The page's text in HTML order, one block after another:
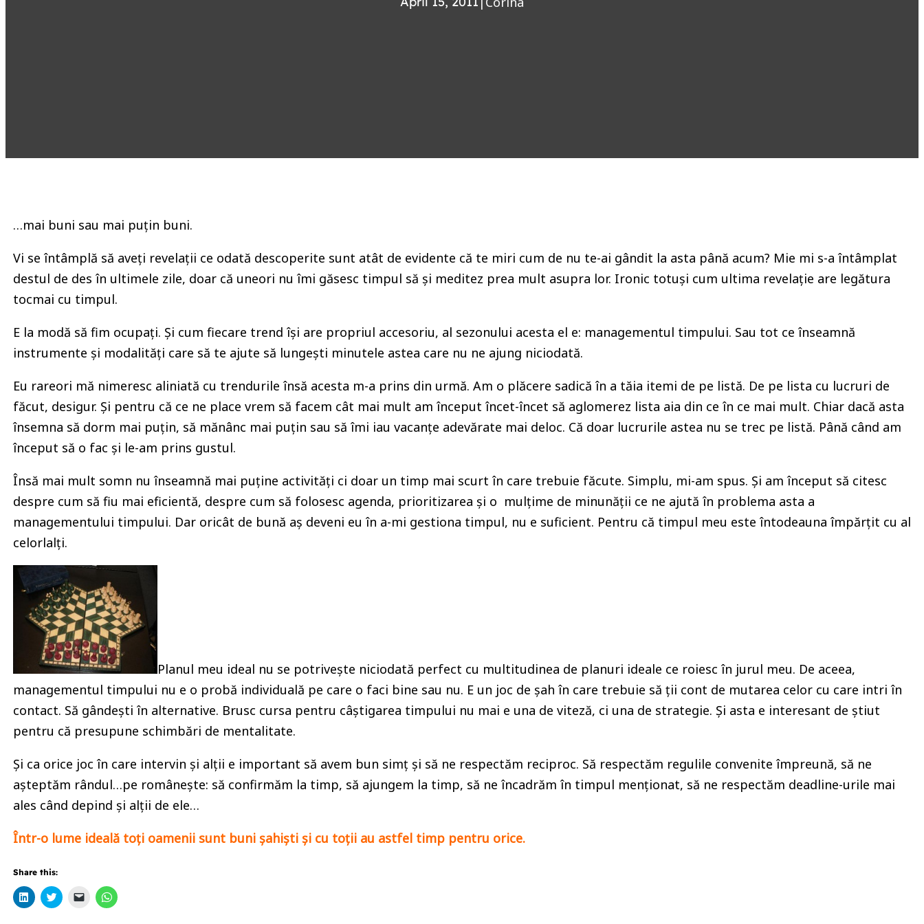
…mai buni sau mai puțin buni.
Vi se întâmplă să aveți revelații ce odată descoperite sunt atât de evidente că te miri cum de nu te-ai gândit la asta până acum? Mie mi s-a întâmplat
destul de des în ultimele zile, doar că uneori nu îmi găsesc timpul să și meditez prea mult asupra lor. Ironic totuși cum ultima revelație are legătura
tocmai cu timpul.
E la modă să fim ocupați. Și cum fiecare trend își are propriul accesoriu, al sezonului acesta el e: managementul timpului. Sau tot ce înseamnă
instrumente și modalități care să te ajute să lungești minutele astea care nu ne ajung niciodată.
Eu rareori mă nimeresc aliniată cu trendurile însă acesta m-a prins din urmă. Am o plăcere sadică în a tăia itemi de pe listă. De pe lista cu lucruri de
făcut, desigur. Și pentru că ce ne place vrem să facem cât mai mult am început încet-încet să aglomerez lista aia din ce în ce mai mult. Chiar dacă asta
însemna să dorm mai puțin, să mănânc mai puțin sau să îmi iau vacanțe adevărate mai deloc. Că doar lucrurile astea nu se trec pe listă. Până când am
început să o fac și le-am prins gustul.
Însă mai mult somn nu înseamnă mai puține activități ci doar un timp mai scurt în care trebuie făcute. Simplu, mi-am spus. Și am început să citesc
despre cum să fiu mai eficientă, despre cum să folosesc agenda, prioritizarea și o mulțime de minunății ce ne ajută în problema asta a
managementului timpului. Dar oricât de bună aș deveni eu în a-mi gestiona timpul, nu e suficient. Pentru că timpul meu este întodeauna împărțit cu al
celorlalți.
Planul meu ideal nu se potrivește niciodată perfect cu multitudinea de planuri ideale ce roiesc în jurul meu. De aceea,
managementul timpului nu e o probă individuală pe care o faci bine sau nu. E un joc de șah în care trebuie să ții cont de mutarea celor cu care intri în
contact. Să gândești în alternative. Brusc cursa pentru câștigarea timpului nu mai e una de viteză, ci una de strategie. Și asta e interesant de știut
pentru că presupune schimbări de mentalitate.
Și ca orice joc în care intervin și alții e important să avem bun simț și să ne respectăm reciproc. Să respectăm regulile convenite împreună, să ne
așteptăm rândul…pe românește: să confirmăm la timp, să ajungem la timp, să ne încadrăm în timpul menționat, să ne respectăm deadline-urile mai
ales când depind și alții de ele…
Într-o lume ideală toți oamenii sunt buni șahiști și cu toții au astfel timp pentru orice.
Share this:
Click
to
Click
to
Click Click
to